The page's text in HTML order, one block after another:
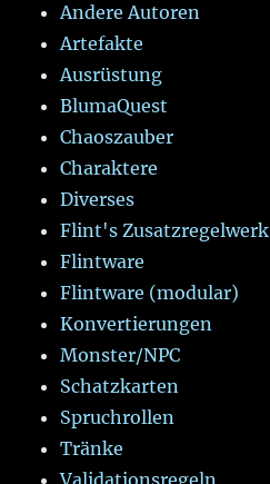
Andere Autoren
Artefakte
Ausrüstung
BlumaQuest
Chaoszauber
Charaktere
Diverses
Flint's Zusatzregelwerk
Flintware
Flintware (modular)
Konvertierungen
Monster/NPC
Schatzkarten
Spruchrollen
Tränke